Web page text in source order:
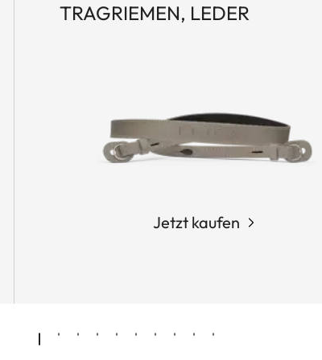
TRAGRIEMEN, LEDER
Jetzt kaufen